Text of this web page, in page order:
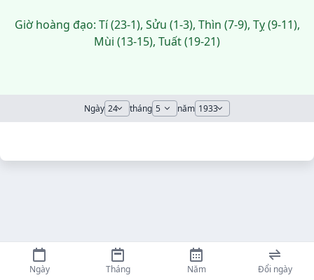
Giờ hoàng đạo: Tí (23-1), Sửu (1-3), Thìn (7-9), Tỵ (9-11),
Mùi (13-15), Tuất (19-21)
Ngày tháng năm
Ngày Tháng Năm Đổi ngày